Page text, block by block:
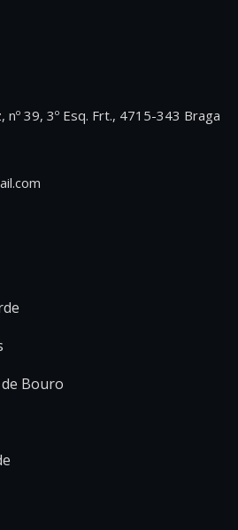
nº 39, 3º Esq. Frt., 4715-343 Braga
Bouro